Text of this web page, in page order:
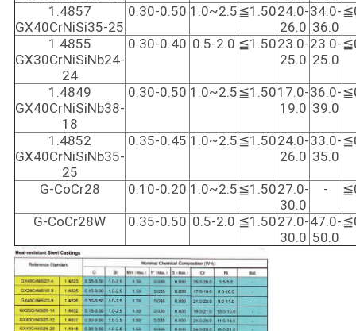
1.4857
GX40CrNiSi35-25
0.30-0.50 1.0~2.5≦1.5024.0-
26.0
34.0-
36.0
1.4855
GX30CrNiSiNb24-
24
0.30-0.40 0.5-2.0 ≦1.5023.0-
25.0
23.0-
25.0
1.4849
GX40CrNiSiNb38-
18
0.30-0.50 1.0~2.5≦1.5017.0-
19.0
36.0-
39.0
1.4852
GX40CrNiSiNb35-
25
0.35-0.45 1.0~2.5≦1.5024.0-
26.0
33.0-
35.0
G-CoCr28 0.10-0.20 1.0~2.5≦1.5027.0-
30.0
-
G-CoCr28W 0.35-0.50 0.5-2.0 ≦1.5027.0-
30.0
47.0-
50.0